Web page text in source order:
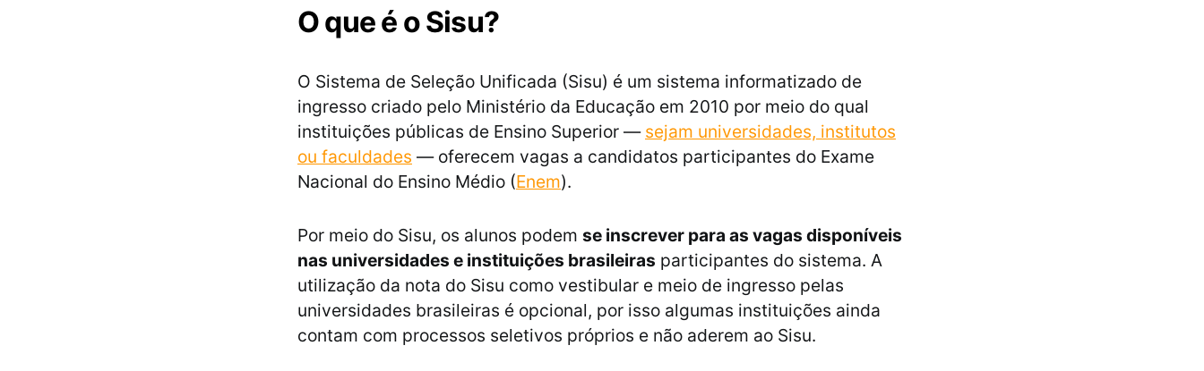
O que é o Sisu?
O Sistema de Seleção Unificada (Sisu) é um sistema informatizado de
ingresso criado pelo Ministério da Educação em 2010 por meio do qual
instituições públicas de Ensino Superior — sejam universidades, institutos
ou faculdades — oferecem vagas a candidatos participantes do Exame
Nacional do Ensino Médio (Enem).
Por meio do Sisu, os alunos podem se inscrever para as vagas disponíveis
nas universidades e instituições brasileiras participantes do sistema. A
utilização da nota do Sisu como vestibular e meio de ingresso pelas
universidades brasileiras é opcional, por isso algumas instituições ainda
contam com processos seletivos próprios e não aderem ao Sisu.